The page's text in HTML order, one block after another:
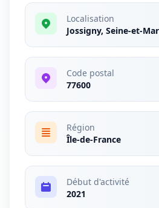
Localisation
Jossigny, Seine-et-
Code postal
77600
Région
Île-de-France
Début d'activité
2021